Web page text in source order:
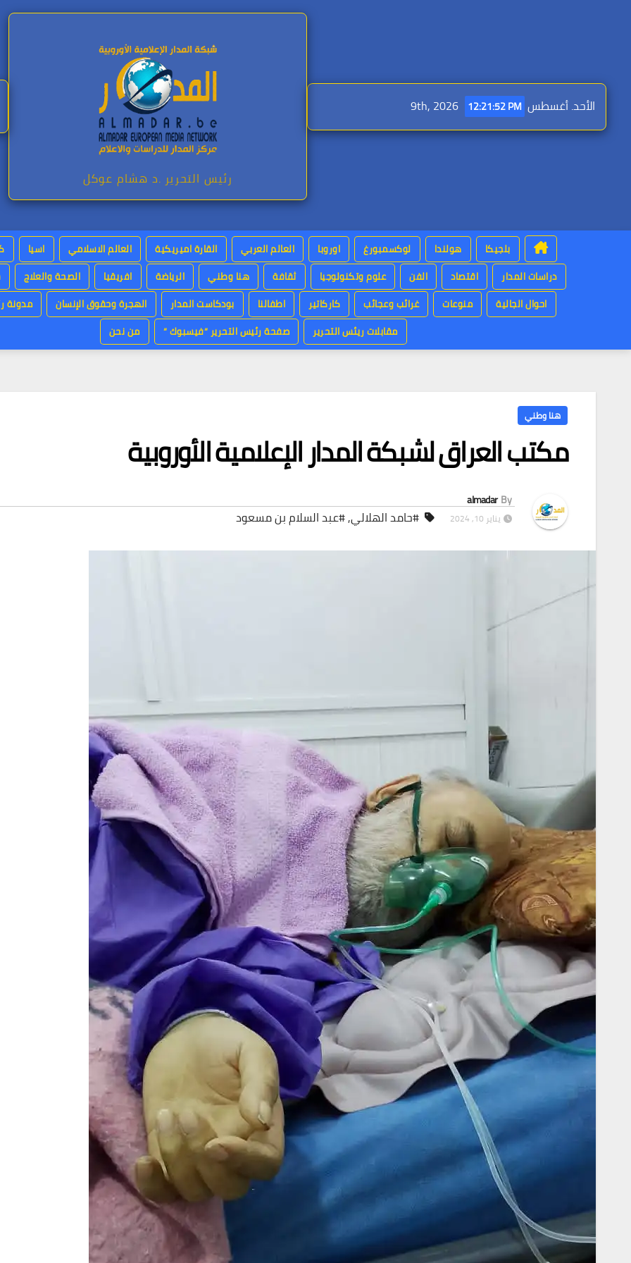
الأحد. أغسطس 9th, 2026 12:21:53 PM
رئيس التحرير .د هشام عوكل
بلجيكا هولندا لوكسمبورغ اوروبا العالم العربي القارة اميريكية العالم الاسلامي اسيا
دراسات المدار
اقتصاد الفن علوم وتكنولوجيا ثقافة هنا وطني الرياضة افريقيا الصحة والعلاج
احوال الجالية
منوعات غرائب وعجائب كاركاتير اطفالنا بودكاست المدار الهجرة وحقوق الإنسان
مدونة
مقابلات ريئس التحرير
صفحة رئيس التحرير “فيسبوك “ من نحن
هنا وطني
مكتب العراق لشبكة المدار الإعلامية الأوروبية
By
almadar
يناير 10, 2024 #حامد الهلالي,#عبد السلام بن مسعود